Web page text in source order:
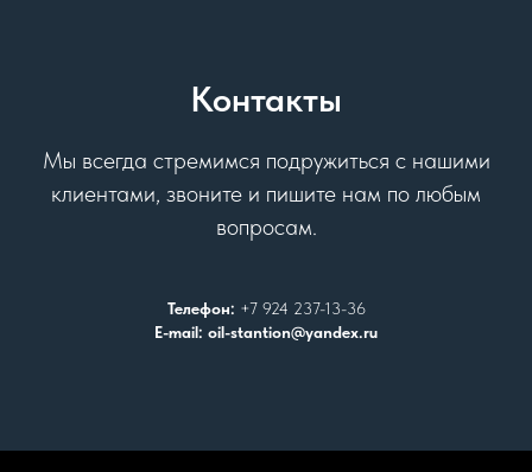
Контакты
Мы всегда стремимся подружиться с нашими
клиентами, звоните и пишите нам по любым
вопросам.
Телефон: +7 924 237-13-36
E-mail: oil-stantion@yandex.ru